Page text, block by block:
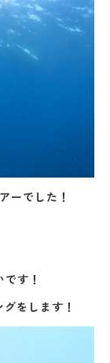
ーでした！
す！
をします！